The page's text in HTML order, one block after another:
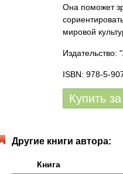
Она поможет
мировой
Издательство:
ISBN: 978-5-
Купить за
Другие книги автора:
Книга